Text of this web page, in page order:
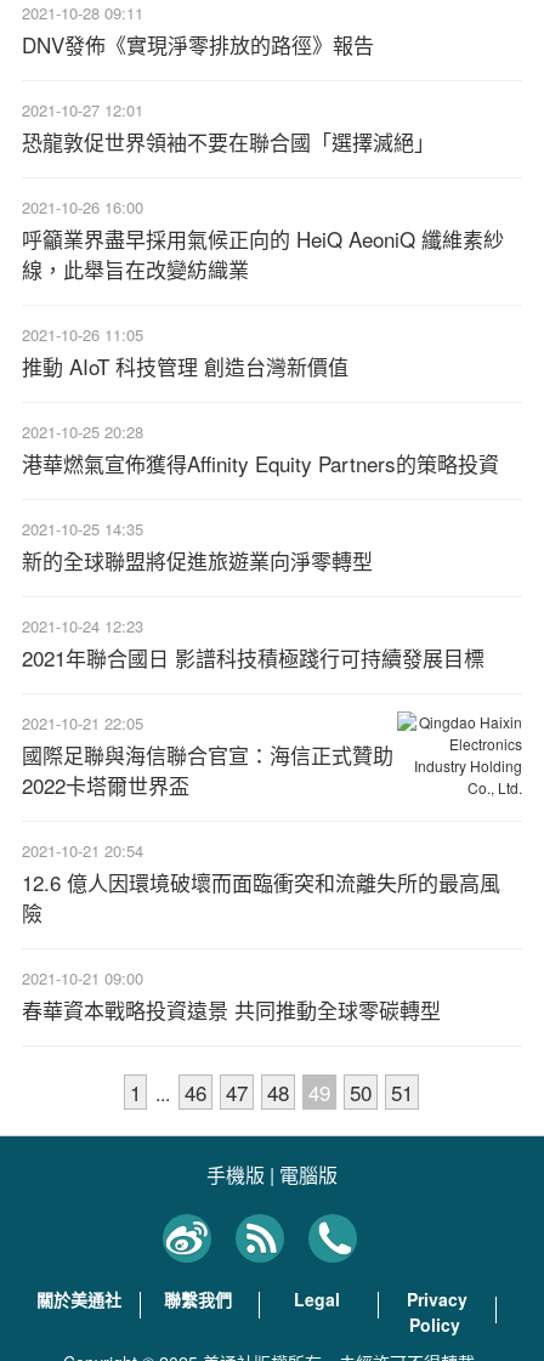
2021-10-28 09:11
DNV發佈《實現淨零排放的路徑》報告
2021-10-27 12:01
恐龍敦促世界領袖不要在聯合國「選擇滅絕」
2021-10-26 16:00
呼籲業界盡早採用氣候正向的 HeiQ AeoniQ 纖維素紗
線，此舉旨在改變紡織業
2021-10-26 11:05
推動 AIoT 科技管理 創造台灣新價值
2021-10-25 20:28
港華燃氣宣佈獲得Affinity Equity Partners的策略投資
2021-10-25 14:35
新的全球聯盟將促進旅遊業向淨零轉型
2021-10-24 12:23
2021年聯合國日 影譜科技積極踐行可持續發展目標
2021-10-21 22:05
國際足聯與海信聯合官宣：海信正式贊助
2022卡塔爾世界盃
2021-10-21 20:54
12.6 億人因環境破壞而面臨衝突和流離失所的最高風
險
2021-10-21 09:00
春華資本戰略投資遠景 共同推動全球零碳轉型
1 ... 46 47 48 49 50 51
手機版 | 電腦版
關於美通社 聯繫我們 Legal
Privacy
Policy